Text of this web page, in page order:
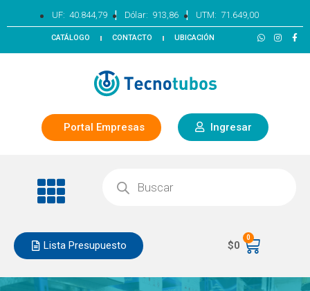
UF: 40.844,79 | Dólar: 913,86 | UTM: 71.649,00
CATÁLOGO CONTACTO UBICACIÓN
Portal Empresas Ingresar
Lista Presupuesto $0
0